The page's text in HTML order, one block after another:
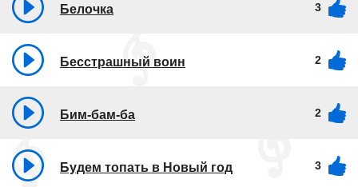
Белочка 3
Бесстрашный воин 2
Бим-бам-ба 2
Будем топать в Новый год 3